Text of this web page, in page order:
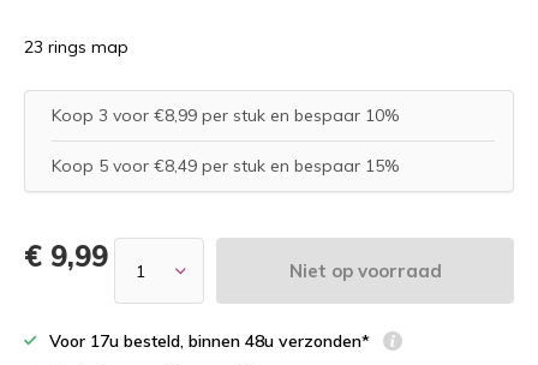
23 rings map
Koop 3 voor €8,99 per stuk en bespaar 10%
Koop 5 voor €8,49 per stuk en bespaar 15%
€ 9,99 Niet op voorraad
Voor 17u besteld, binnen 48u verzonden*